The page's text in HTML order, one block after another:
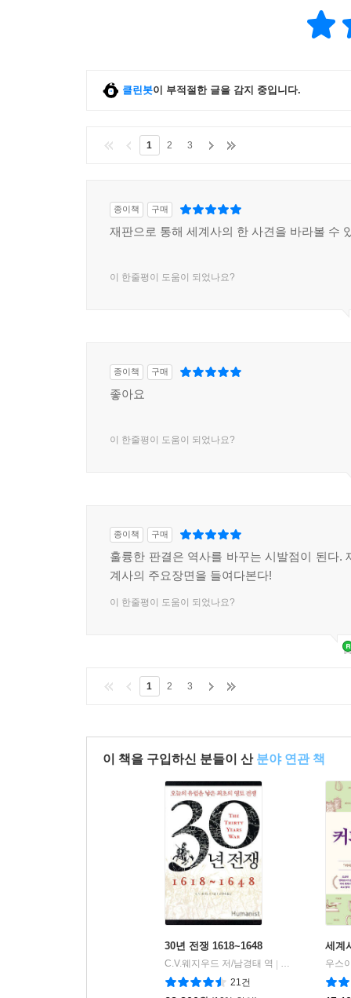
클린봇이 부적절한 글을 감지 중입니다.
1 2 3
종이책 구매
재판으로 통해 세계사의 한 사견을 바라볼 수
이 한줄평이 도움이 되었나요?
종이책 구매
좋아요
이 한줄평이 도움이 되었나요?
종이책 구매
훌륭한 판결은 역사를 바꾸는 시발점이 된다.
계사의 주요장면을 들여다본다!
이 한줄평이 도움이 되었나요?
1 2 3
이 책을 구입하신 분들이 산 분야 연관 책
30년 전쟁 1618~1648
C.V.웨지우드 저/남경태 역
휴머니스트
21건
세계